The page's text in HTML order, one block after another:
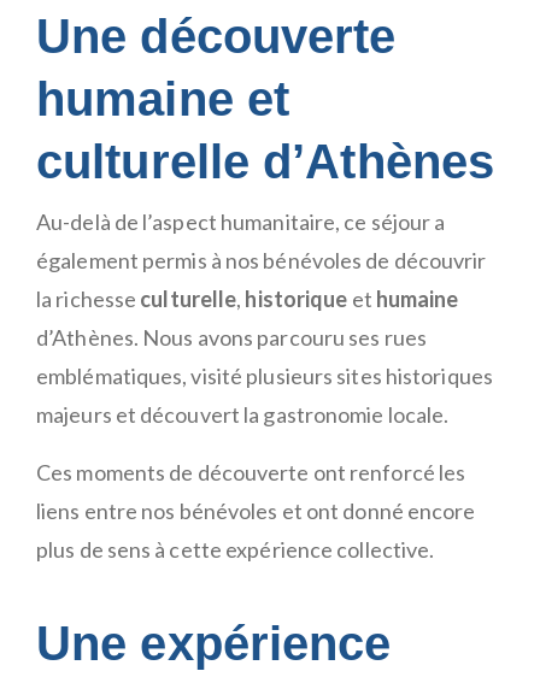
Une découverte
humaine et
culturelle d’Athènes
Au-delà de l’aspect humanitaire, ce séjour a
également permis à nos bénévoles de découvrir
la richesse culturelle, historique et humaine
d’Athènes. Nous avons parcouru ses rues
emblématiques, visité plusieurs sites historiques
majeurs et découvert la gastronomie locale.
Ces moments de découverte ont renforcé les
liens entre nos bénévoles et ont donné encore
plus de sens à cette expérience collective.
Une expérience